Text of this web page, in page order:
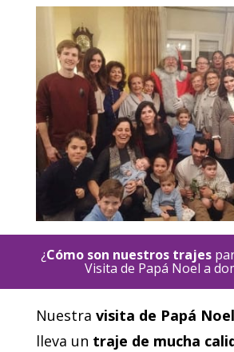
¿Cómo son nuestros trajes
Visita de Papá Noel a
Nuestra visita de Papá
lleva un traje de mucha